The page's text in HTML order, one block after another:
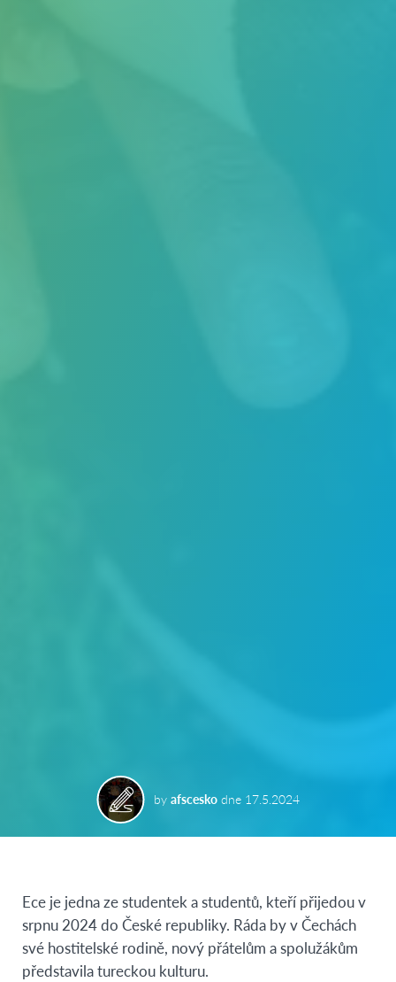
by afscesko dne 17.5.2024
Ece je jedna ze studentek a studentů, kteří přijedou v
srpnu 2024 do České republiky. Ráda by v Čechách
své hostitelské rodině, nový přátelům a spolužákům
představila tureckou kulturu.